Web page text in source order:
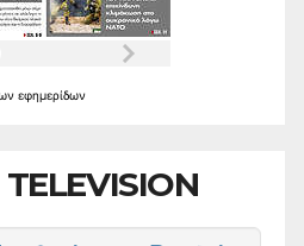
εφημερίδων